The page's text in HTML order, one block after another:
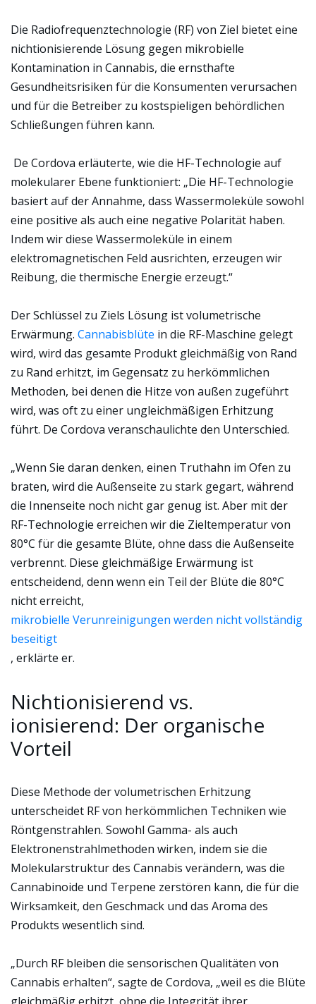
Die Radiofrequenztechnologie (RF) von Ziel bietet eine
nichtionisierende Lösung gegen mikrobielle
Kontamination in Cannabis, die ernsthafte
Gesundheitsrisiken für die Konsumenten verursachen
und für die Betreiber zu kostspieligen behördlichen
Schließungen führen kann.
De Cordova erläuterte, wie die HF-Technologie auf
molekularer Ebene funktioniert: „Die HF-Technologie
basiert auf der Annahme, dass Wassermoleküle sowohl
eine positive als auch eine negative Polarität haben.
Indem wir diese Wassermoleküle in einem
elektromagnetischen Feld ausrichten, erzeugen wir
Reibung, die thermische Energie erzeugt.“
Der Schlüssel zu Ziels Lösung ist volumetrische
Erwärmung. Cannabisblüte in die RF-Maschine gelegt
wird, wird das gesamte Produkt gleichmäßig von Rand
zu Rand erhitzt, im Gegensatz zu herkömmlichen
Methoden, bei denen die Hitze von außen zugeführt
wird, was oft zu einer ungleichmäßigen Erhitzung
führt. De Cordova veranschaulichte den Unterschied.
„Wenn Sie daran denken, einen Truthahn im Ofen zu
braten, wird die Außenseite zu stark gegart, während
die Innenseite noch nicht gar genug ist. Aber mit der
RF-Technologie erreichen wir die Zieltemperatur von
80°C für die gesamte Blüte, ohne dass die Außenseite
verbrennt. Diese gleichmäßige Erwärmung ist
entscheidend, denn wenn ein Teil der Blüte die 80°C
nicht erreicht,
mikrobielle Verunreinigungen werden nicht vollständig
beseitigt
, erklärte er.
Nichtionisierend vs.
ionisierend: Der organische
Vorteil
Diese Methode der volumetrischen Erhitzung
unterscheidet RF von herkömmlichen Techniken wie
Röntgenstrahlen. Sowohl Gamma- als auch
Elektronenstrahlmethoden wirken, indem sie die
Molekularstruktur des Cannabis verändern, was die
Cannabinoide und Terpene zerstören kann, die für die
Wirksamkeit, den Geschmack und das Aroma des
Produkts wesentlich sind.
„Durch RF bleiben die sensorischen Qualitäten von
Cannabis erhalten“, sagte de Cordova, „weil es die Blüte